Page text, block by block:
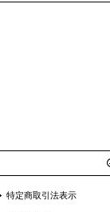
特定商取引法表示